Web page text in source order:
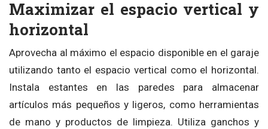
Maximizar el espacio vertical y
horizontal
Aprovecha al máximo el espacio disponible en el garaje
utilizando tanto el espacio vertical como el horizontal.
Instala estantes en las paredes para almacenar
artículos más pequeños y ligeros, como herramientas
de mano y productos de limpieza. Utiliza ganchos y